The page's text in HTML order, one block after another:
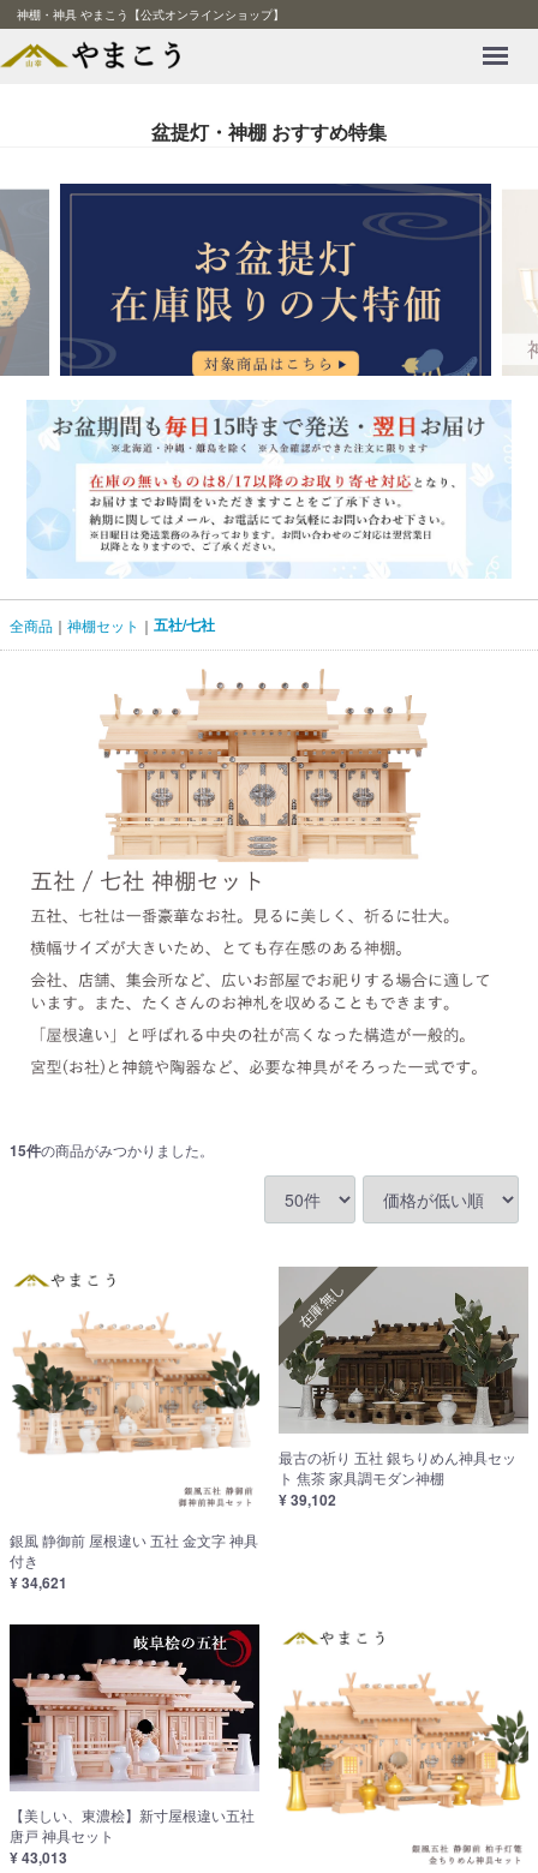
神棚・神具 やまこう【公式オンラインショップ】
盆提灯・神棚 おすすめ特集
全商品 神棚セット 五社/七社
15件の商品がみつかりました。
銀風 静御前 屋根違い 五社 金文字 神具
付き
¥ 34,621
在庫無し
最古の祈り 五社 銀ちりめん神具セッ
ト 焦茶 家具調モダン神棚
¥ 39,102
【美しい、東濃桧】新寸屋根違い五社
唐戸 神具セット
¥ 43,013